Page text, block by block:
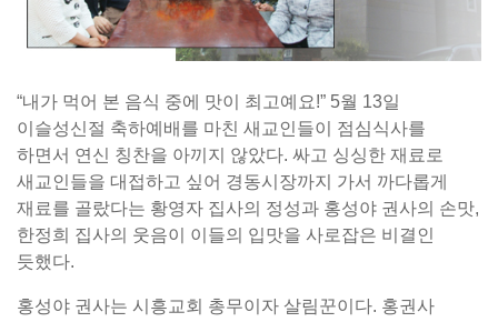
“내가 먹어 본 음식 중에 맛이 최고예요!” 5월 13일
이슬성신절 축하예배를 마친 새교인들이 점심식사를
하면서 연신 칭찬을 아끼지 않았다. 싸고 싱싱한 재료로
새교인들을 대접하고 싶어 경동시장까지 가서 까다롭게
재료를 골랐다는 황영자 집사의 정성과 홍성야 권사의 손맛,
한정희 집사의 웃음이 이들의 입맛을 사로잡은 비결인
듯했다.
홍성야 권사는 시흥교회 총무이자 살림꾼이다. 홍권사